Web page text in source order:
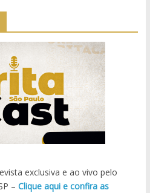
exclusiva e ao vivo pelo
– Clique aqui e confira as